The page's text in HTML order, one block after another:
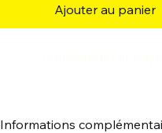
Ajouter au panier
Informations